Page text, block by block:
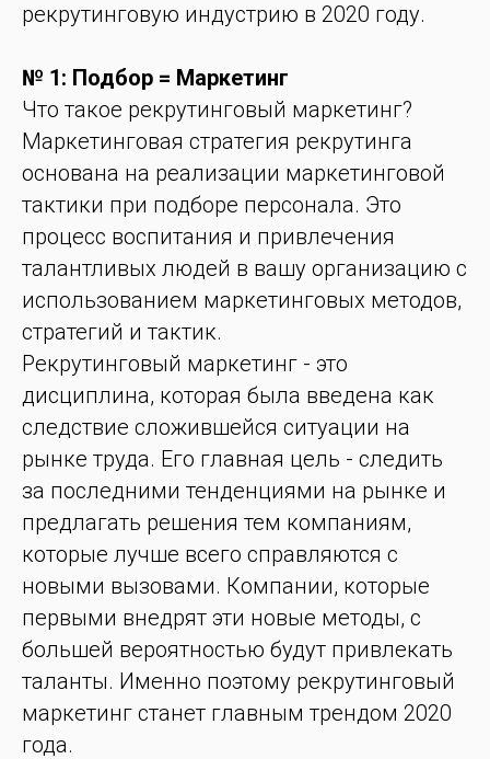
рекрутинговую индустрию в 2020 году.
№ 1: Подбор = Маркетинг
Что такое рекрутинговый маркетинг?
Маркетинговая стратегия рекрутинга
основана на реализации маркетинговой
тактики при подборе персонала. Это
процесс воспитания и привлечения
талантливых людей в вашу организацию с
использованием маркетинговых методов,
стратегий и тактик.
Рекрутинговый маркетинг - это
дисциплина, которая была введена как
следствие сложившейся ситуации на
рынке труда. Его главная цель - следить
за последними тенденциями на рынке и
предлагать решения тем компаниям,
которые лучше всего справляются с
новыми вызовами. Компании, которые
первыми внедрят эти новые методы, с
большей вероятностью будут привлекать
таланты. Именно поэтому рекрутинговый
маркетинг станет главным трендом 2020
года.